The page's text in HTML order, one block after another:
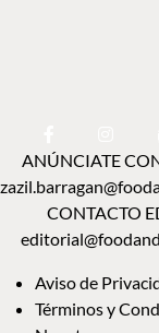
ANÚNCIATE
CONTACTO
Aviso de
Términos y